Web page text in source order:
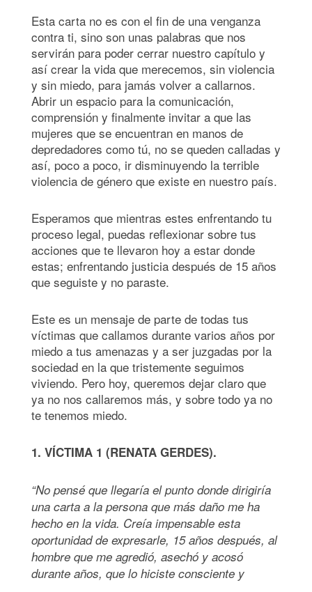
Esta carta no es con el fin de una venganza
contra ti, sino son unas palabras que nos
servirán para poder cerrar nuestro capítulo y
así crear la vida que merecemos, sin violencia
y sin miedo, para jamás volver a callarnos.
Abrir un espacio para la comunicación,
comprensión y finalmente invitar a que las
mujeres que se encuentran en manos de
depredadores como tú, no se queden calladas y
así, poco a poco, ir disminuyendo la terrible
violencia de género que existe en nuestro país.
Esperamos que mientras estes enfrentando tu
proceso legal, puedas reflexionar sobre tus
acciones que te llevaron hoy a estar donde
estas; enfrentando justicia después de 15 años
que seguiste y no paraste.
Este es un mensaje de parte de todas tus
víctimas que callamos durante varios años por
miedo a tus amenazas y a ser juzgadas por la
sociedad en la que tristemente seguimos
viviendo. Pero hoy, queremos dejar claro que
ya no nos callaremos más, y sobre todo ya no
te tenemos miedo.
1. VÍCTIMA 1 (RENATA GERDES).
“No pensé que llegaría el punto donde dirigiría
una carta a la persona que más daño me ha
hecho en la vida. Creía impensable esta
oportunidad de expresarle, 15 años después, al
hombre que me agredió, asechó y acosó
durante años, que lo hiciste consciente y